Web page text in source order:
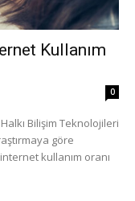
Kullanım
0
Bilişim Teknolojileri
göre
kullanım oranı